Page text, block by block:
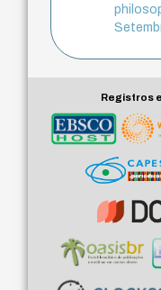
Registros